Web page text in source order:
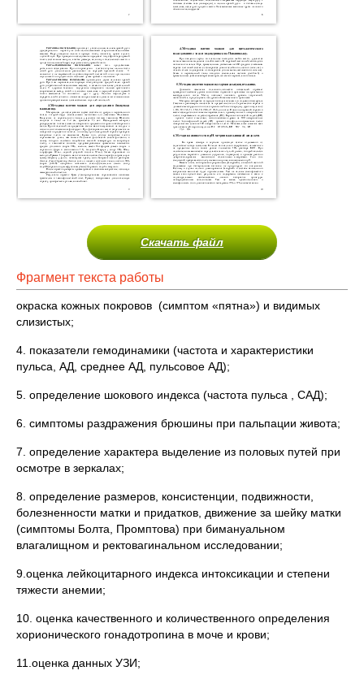
Скачать файл
Фрагмент текста работы
окраска кожных покровов (симптом «пятна») и видимых
слизистых;
4. показатели гемодинамики (частота и характеристики
пульса, АД, среднее АД, пульсовое АД);
5. определение шокового индекса (частота пульса , САД);
6. симптомы раздражения брюшины при пальпации живота;
7. определение характера выделение из половых путей при
осмотре в зеркалах;
8. определение размеров, консистенции, подвижности,
болезненности матки и придатков, движение за шейку матки
(симптомы Болта, Промптова) при бимануальном
влагалищном и ректовагинальном исследовании;
9.оценка лейкоцитарного индекса интоксикации и степени
тяжести анемии;
10. оценка качественного и количественного определения
хорионического гонадотропина в моче и крови;
11.оценка данных УЗИ;